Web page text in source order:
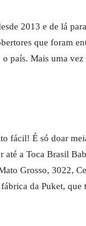
2013 e de lá
que foram
país. Mais uma
fácil! É só doar
até a Toca Brasil
Grosso, 3022,
da Puket,